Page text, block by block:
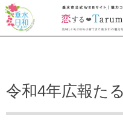
垂水日和
垂水市公式
イト 魅力コン
ツ 恋する
令和4年広報た